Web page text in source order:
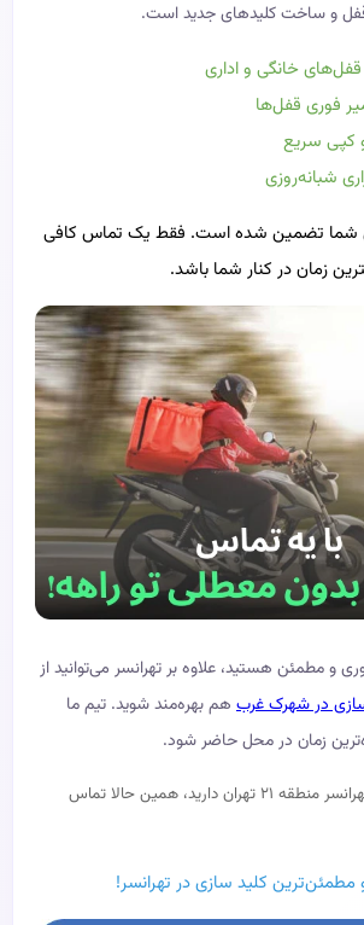
قفل و ساخت کلیدهای جدید است.
قفل‌های خانگی و اداری
فوری قفل‌ها
کپی سریع
شبانه‌روزی
شما تضمین شده است. فقط یک تماس کافی
زمان در کنار شما باشد.
و مطمئن هستید، علاوه بر تهرانسر می‌توانید از
در شهرک غرب هم بهره‌مند شوید. تیم ما
زمان در محل حاضر شود.
اگر نیاز به کلید سازی تهرانسر منطقه ۲۱ تهران دارید، همین حالا تماس
کلید سازی در تهرانسر!